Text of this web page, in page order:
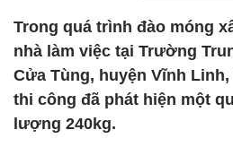
Trong quá trình đào móng
nhà làm việc tại Trường
Cửa Tùng, huyện Vĩnh
thi công đã phát hiện một
lượng 240kg.